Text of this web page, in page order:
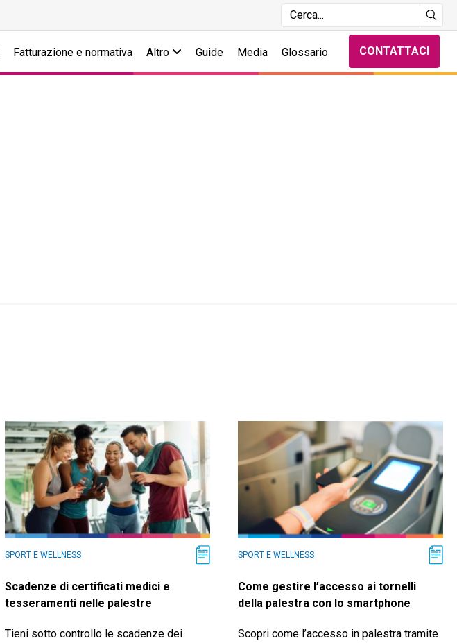
Fatturazione e normativa Altro Guide Media Glossario CONTATTACI
SPORT E WELLNESS
Scadenze di certificati medici e
tesseramenti nelle palestre
Tieni sotto controllo le scadenze dei
SPORT E WELLNESS
Come gestire l’accesso ai tornelli
della palestra con lo smartphone
Scopri come l’accesso in palestra tramite